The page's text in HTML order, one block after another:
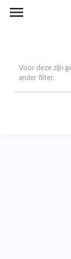
Voor deze zijn
ander filter.